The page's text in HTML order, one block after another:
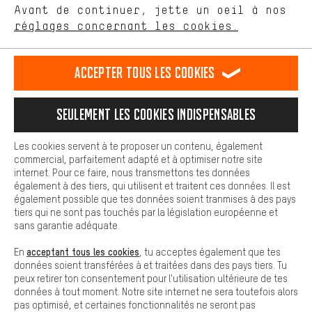
français english
EN Deutsch español
RÉSILIER LE CONTRAT Communauté d'Aix-la-Chapelle
Programme d'affiliation Mentions Légales Protection des données
Conditions générales de vente Plateforme d'Alerte
Reprise des batteries Corepile Paramètres de cookies
Modifier le contraste
Tous les prix s'entendent en euros (MwSt hors) plus les
frais de portpour la livraison versÉtats-Unis.
Avant de continuer, jette un oeil à nos
réglages concernant les cookies.
Plus de confort
est plus confortable. Avec les cookies de confort, nous
Nous pouvons ainsi mettre à ta disposition d'autres contenus et
informations utiles. De plus, tu as la possibilité d'utiliser des
facilement les bons produits. Par exemple, nous proposons une
facilement aux questions.
Cookies de base
Les cookies de base garantissent que tu puisses utiliser les
fonctions de notre site web.
Accepter tous les cookies
Seulement les cookies indispensables
Les cookies servent à te proposer un contenu, également
commercial, parfaitement adapté et à optimiser notre site
internet. Pour ce faire, nous transmettons tes données
également à des tiers, qui utilisent et traitent ces données. Il est
également possible que tes données soient tranmises à des pays
tiers qui ne sont pas touchés par la législation européenne et
sans garantie adéquate.
En acceptant tous les cookies , tu acceptes également que tes
données soient transférées à et traitées dans des pays tiers. Tu
peux retirer ton consentement pour l'utilisation ultérieure de tes
données à tout moment. Notre site internet ne sera toutefois alors
pas optimisé, et certaines fonctionnalités ne seront pas